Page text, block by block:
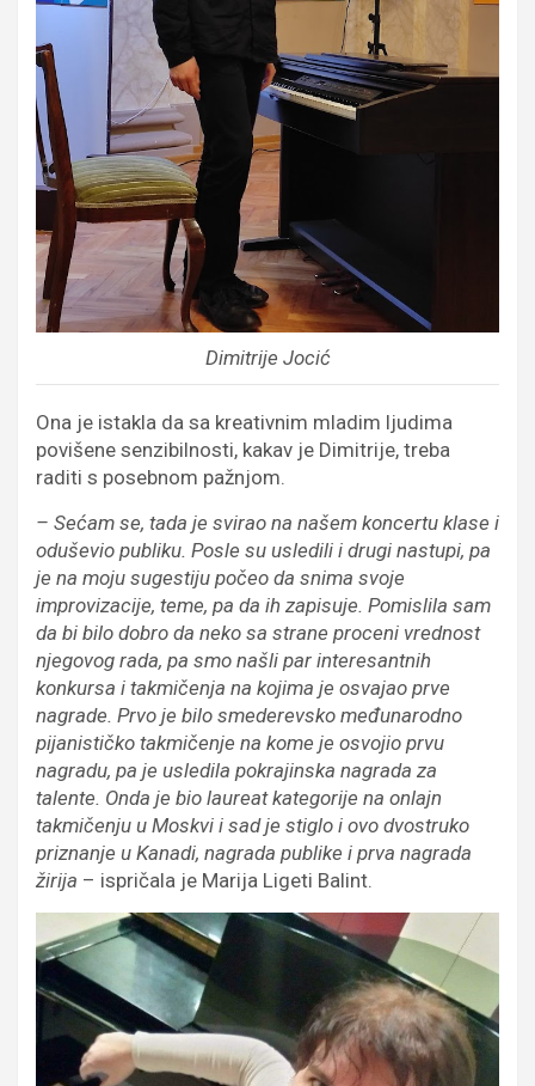
Dimitrije Jocić
Ona je istakla da sa kreativnim mladim ljudima
povišene senzibilnosti, kakav je Dimitrije, treba
raditi s posebnom pažnjom.
– Sećam se, tada je svirao na našem koncertu klase i
oduševio publiku. Posle su usledili i drugi nastupi, pa
je na moju sugestiju počeo da snima svoje
improvizacije, teme, pa da ih zapisuje. Pomislila sam
da bi bilo dobro da neko sa strane proceni vrednost
njegovog rada, pa smo našli par interesantnih
konkursa i takmičenja na kojima je osvajao prve
nagrade. Prvo je bilo smederevsko međunarodno
pijanističko takmičenje na kome je osvojio prvu
nagradu, pa je usledila pokrajinska nagrada za
talente. Onda je bio laureat kategorije na onlajn
takmičenju u Moskvi i sad je stiglo i ovo dvostruko
priznanje u Kanadi, nagrada publike i prva nagrada
žirija – ispričala je Marija Ligeti Balint.